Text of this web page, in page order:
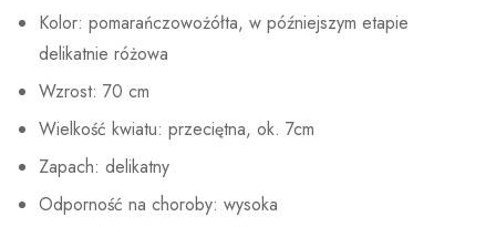
Kolor: pomarańczowożółta, w późniejszym etapie
delikatnie różowa
Wzrost: 70 cm
Wielkość kwiatu: przeciętna, ok. 7cm
Zapach: delikatny
Odporność na choroby: wysoka